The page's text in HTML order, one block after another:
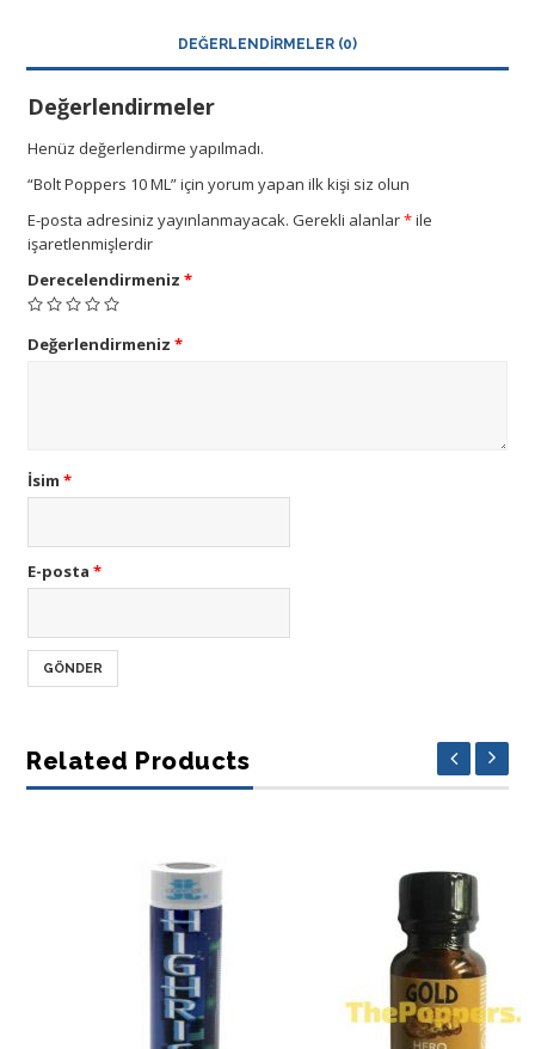
DEĞERLENDIRMELER (0)
Değerlendirmeler
Henüz değerlendirme yapılmadı.
“Bolt Poppers 10 ML” için yorum yapan ilk kişi siz olun
E-posta adresiniz yayınlanmayacak. Gerekli alanlar*ile
işaretlenmişlerdir
Derecelendirmeniz *
Değerlendirmeniz *
İsim *
E-posta *
Related Products